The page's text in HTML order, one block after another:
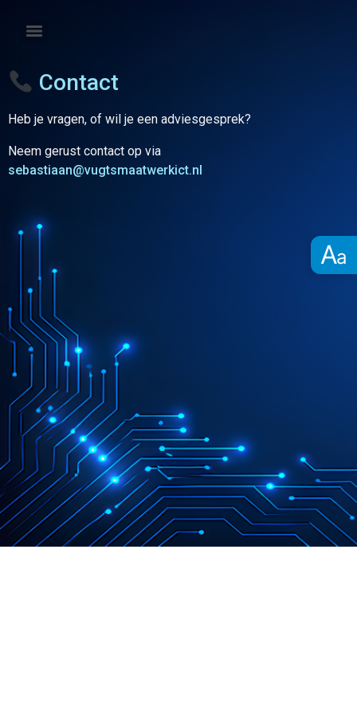
Contact
Heb je vragen, of wil je een adviesgesprek?
Neem gerust contact op via
sebastiaan@vugtsmaatwerkict.nl
Aa